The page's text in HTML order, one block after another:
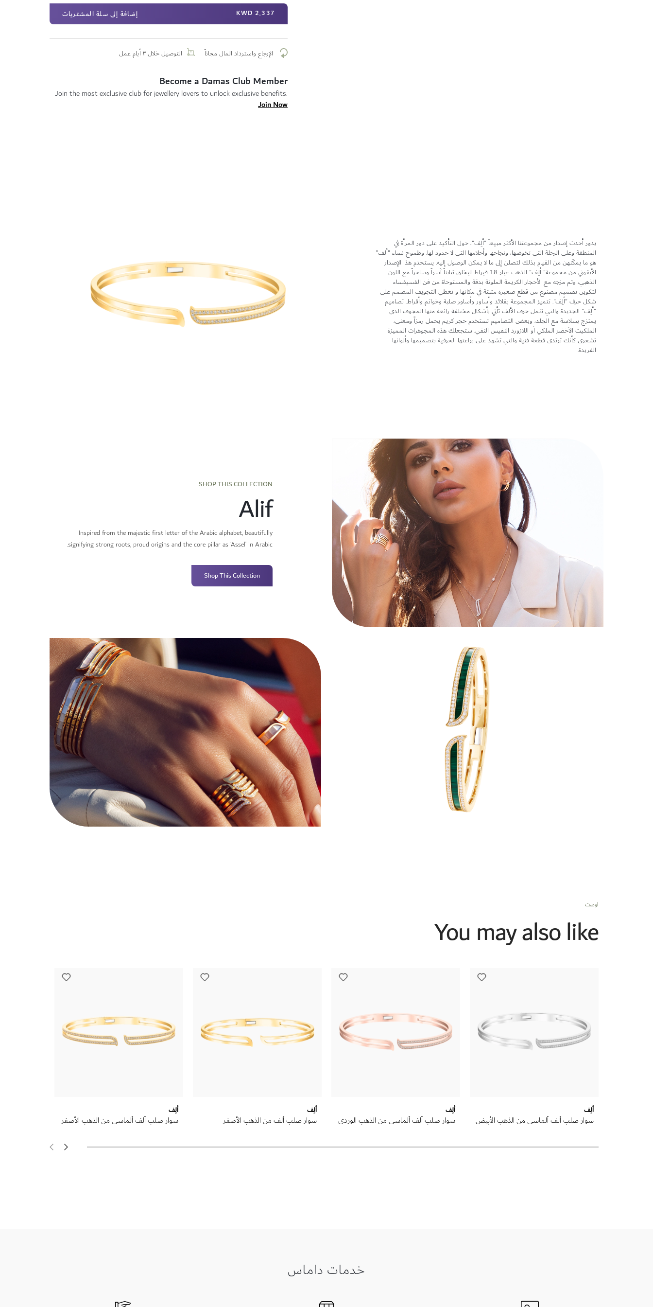
2٬337 KWD إضافة إلى سلة المشتريات
الإرجاع واسترداد المال مجاناً التوصيل خلال ٣ أيام عمل
Become a Damas Club Member
Join the most exclusive club for jewellery lovers to unlock exclusive benefits.
Join Now
يدور أحدث إصدار من مجموعتنا الأكثر مبيعاً "ألِف"، حول التأكيد على دور المرأة في
المنطقة وعلى الرحلة التي تخوضها، ونجاحها وأحلامها التي لا حدود لها. وطموح نساء "ألِف"
هو ما يمكّنهن من القيام بذلك لتصلن إلى ما لا يمكن الوصول إليه. يستخدم هذا الإصدار
الأيقوني من مجموعة" ألِف" الذهب عيار 18 قيراط ليخلق تبايناً آسراً وساحراً مع اللون
الذهبي، وتم مزجه مع الأحجار الكريمة الملونة بدقة والمستوحاة من فن الفسيفساء
لتكوين تصميم مصنوع من قطع صغيرة مثبتة في مكانها و تغطي التجويف المصمم على
شكل حرف "ألِف". تتميز المجموعة بقلائد وأساور وأساور صلبة وخواتم وأقراط. تصاميم
"ألِف" الجديدة والتي تثمل حرف الألف تأتي بأشكال مختلفة رائعة منها المجوف الذي
يمتزج بسلاسة مع الجلد، وبعض التصاميم تستخدم حجر كريم يحمل رمزاً ومعنى،
الملكيت الأخضر الملكي أو اللازورد النفيس النقي. ستجعلك هذه المجوهرات المميزة
تشعري كأنك ترتدي قطعة فنية والتي تشهد على براعتها الحرفية بتصميمها وألوانها
الفريدة.
SHOP THIS COLLECTION
Alif
Inspired from the majestic first letter of the Arabic alphabet, beautifully
signifying strong roots, proud origins and the core pillar as ‘Assel’ in Arabic.
Shop This Collection
اوصت
You may also like
ألِف
سوار صلب ألف ألماسي من الذهب الأصفر
ألِف
سوار صلب ألف من الذهب الأصفر
ألِف
سوار صلب ألف ألماسي من الذهب الوردي
ألِف
سوار صلب ألف ألماسي من الذهب الأبيض
خدمات داماس